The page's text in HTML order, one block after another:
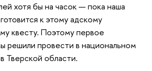
хотя бы на часок — пока наша
к этому адскому
квесту. Поэтому первое
решили провести в национальном
Тверской области.